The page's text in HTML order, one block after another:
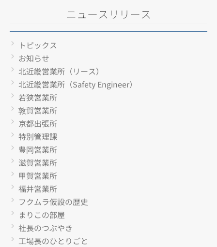
ニュースリリース
トピックス
お知らせ
北近畿営業所（リース）
北近畿営業所（Safety Engineer）
若狭営業所
敦賀営業所
京都出張所
特別管理課
豊岡営業所
滋賀営業所
甲賀営業所
福井営業所
フクムラ仮設の歴史
まりこの部屋
社長のつぶやき
工場長のひとりごと